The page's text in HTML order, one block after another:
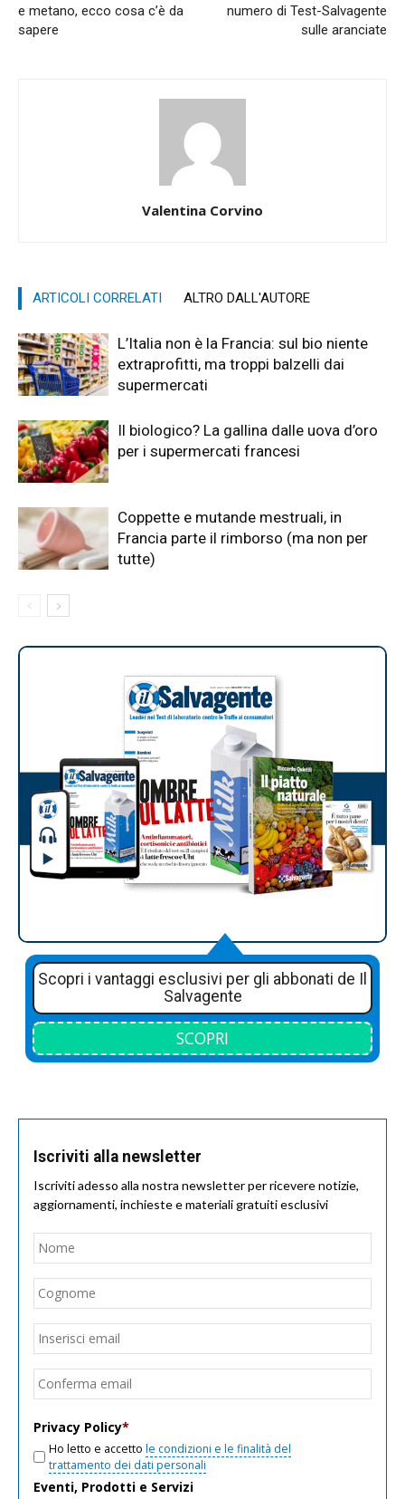
e metano, ecco cosa c’è da
sapere
numero di Test-Salvagente
sulle aranciate
Valentina Corvino
ARTICOLI CORRELATI ALTRO DALL'AUTORE
L’Italia non è la Francia: sul bio niente
extraprofitti, ma troppi balzelli dai
supermercati
Il biologico? La gallina dalle uova d’oro
per i supermercati francesi
Coppette e mutande mestruali, in
Francia parte il rimborso (ma non per
tutte)
Scopri i vantaggi esclusivi per gli abbonati de Il
Salvagente
SCOPRI
Iscriviti alla newsletter
Iscriviti adesso alla nostra newsletter per ricevere notizie,
aggiornamenti, inchieste e materiali gratuiti esclusivi
Nome
Email
Privacy Policy*
Ho letto e accetto le condizioni e le finalità del
trattamento dei dati personali
Eventi, Prodotti e Servizi